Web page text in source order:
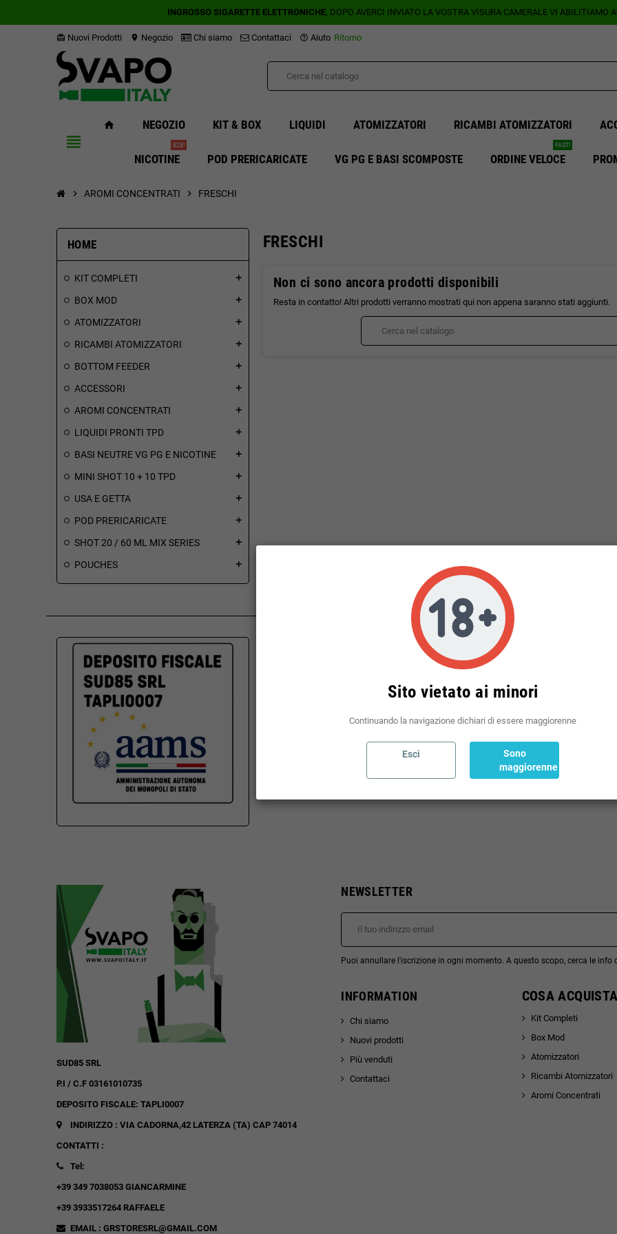
INGROSSO SIGARETTE ELETTRONICHE, DOPO AVERCI INVIATO LA VOSTRA VISURA CAMERALE VI ABILITIAMO
card_giftcard Nuovi Prodotti location_on Negozio Chi siamo Contattaci help_outline Aiuto Ritorno
view_headline
home NEGOZIO KIT & BOX LIQUIDI ATOMIZZATORI RICAMBI ATOMIZZATORI
NICOTINE
B2B!
POD PRERICARICATE VG PG E BASI SCOMPOSTE ORDINE VELOCE
FAST!
chevron_right AROMI CONCENTRATI chevron_right FRESCHI
HOME
KIT COMPLETI add
BOX MOD add
ATOMIZZATORI add
RICAMBI ATOMIZZATORI add
BOTTOM FEEDER add
ACCESSORI add
AROMI CONCENTRATI add
LIQUIDI PRONTI TPD add
BASI NEUTRE VG PG E NICOTINE add
MINI SHOT 10 + 10 TPD add
USA E GETTA add
POD PRERICARICATE add
SHOT 20 / 60 ML MIX SERIES add
POUCHES add
FRESCHI
Non ci sono ancora prodotti disponibili
Resta in contatto! Altri prodotti verranno mostrati qui non appena saranno stati aggiunti.
SUD85 SRL
P.I / C.F 03161010735
DEPOSITO FISCALE: TAPLI0007
INDIRIZZO : VIA CADORNA,42 LATERZA (TA) CAP 74014
CONTATTI :
Tel:
+39 349 7038053 GIANCARMINE
+39 3933517264 RAFFAELE
EMAIL : GRSTORESRL@GMAIL.COM
NEWSLETTER
Puoi annullare l'iscrizione in ogni momento. A questo scopo, cerca le info
INFORMATION
Chi siamo
Nuovi prodotti
Più venduti
Contattaci
COSA
Kit Completi
Box Mod
Atomizzatori
Ricambi Atomizzatori
Aromi Concentrati
Sito vietato ai minori
Continuando la navigazione dichiari di essere maggiorenne
Esci
Sono
maggiorenne